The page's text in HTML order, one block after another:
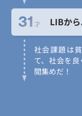
31 才 LIBか
社会課題は
て、社会を
間集めだ！